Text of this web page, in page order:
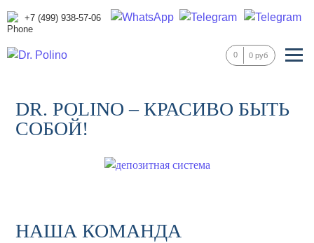
+7 (499) 938-57-06
0 0 руб
DR. POLINO – КРАСИВО БЫТЬ
СОБОЙ!
НАША КОМАНДА